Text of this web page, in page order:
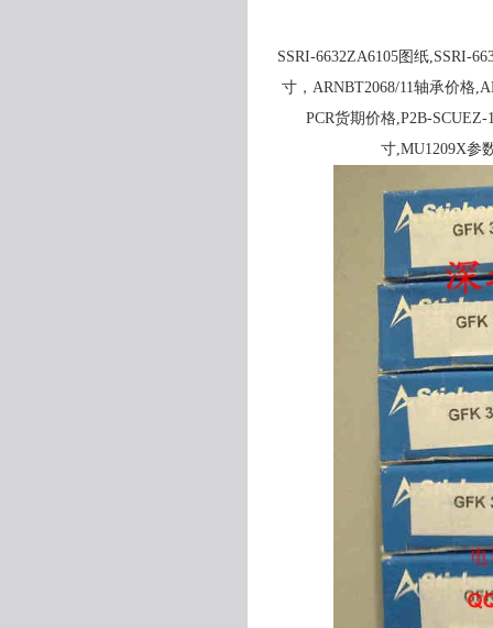
SSRI-6632ZA6105图纸,SSRI-
寸，ARNBT2068/11轴承价格
PCR货期价格,P2B-
寸,MU1209X参